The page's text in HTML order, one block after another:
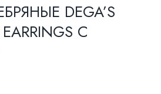
DEGA’S
С